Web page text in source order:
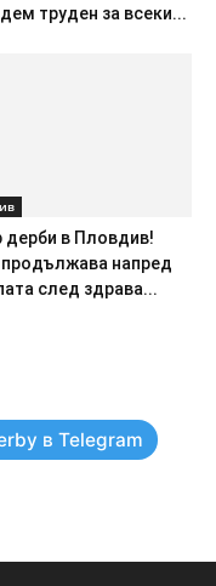
труден за всеки...
дерби в Пловдив!
напред
след здрава...
в Telegram